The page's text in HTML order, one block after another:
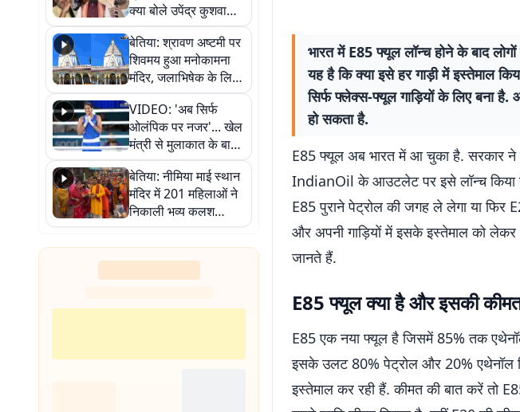
क्या बोले उपेंद्र कुशवाहा,
सुनिए
बेतिया: श्रावण अष्टमी पर
शिवमय हुआ मनोकामना
मंदिर, जलाभिषेक के लिए
लगी लंबी कतारें
VIDEO: 'अब सिर्फ
ओलंपिक पर नजर'... खेल
मंत्री से मुलाकात के बाद
जैसमीन लंबोरिया का बड़ा
बयान
बेतिया: नीमिया माई स्थान
मंदिर में 201 महिलाओं ने
निकाली भव्य कलश
शोभायात्रा, शिवलिंग
प्राण-प्रतिष्ठा महोत्सव
शुरू
भारत में E85 फ्यूल लॉन्च होने के बाद
यह है कि क्या इसे हर गाड़ी में इस्तेमाल
सिर्फ फ्लेक्स-फ्यूल गाड़ियों के लिए बना
हो सकता है.
E85 फ्यूल अब भारत में आ चुका है. सरकार ने
IndianOil के आउटलेट पर इसे लॉन्च किया
E85 पुराने पेट्रोल की जगह ले लेगा या फिर
और अपनी गाड़ियों में इसके इस्तेमाल को
जानते हैं.
E85 फ्यूल क्या है और इसकी
E85 एक नया फ्यूल है जिसमें 85% तक
इसके उलट 80% पेट्रोल और 20% एथेनॉल
इस्तेमाल कर रही हैं. कीमत की बात करें तो